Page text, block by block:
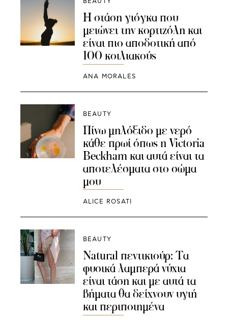
Η στάση γιόγκα που
μειώνει την κορτιζόλη και
είναι πιο αποδοτική από
100 κοιλιακούς
ANA MORALES
BEAUTY
Πίνω μηλόξιδο με νερό
κάθε πρωί όπως η Victoria
Beckham και αυτά είναι τα
αποτελέσματα στο σώμα
μου
ALICE ROSATI
BEAUTY
Natural πεντικιούρ: Τα
φυσικά λαμπερά νύχια
είναι τάση και με αυτά τα
βήματα θα δείχνουν υγιή
και περιποιημένα